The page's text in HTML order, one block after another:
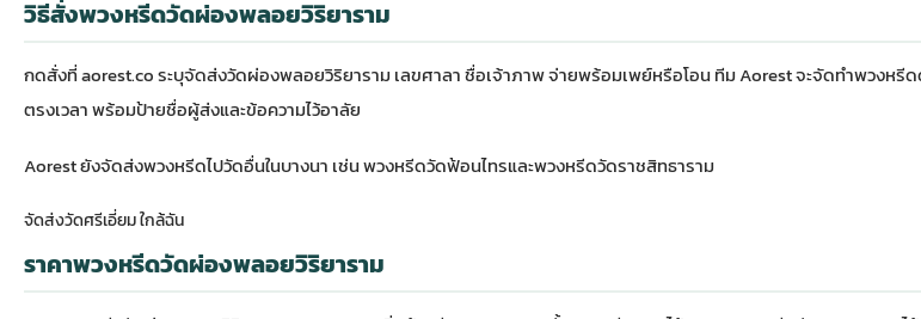
วิธีสั่งพวงหรีดวัดผ่องพลอยวิริยาราม
กดสั่งที่ aorest.co ระบุจัดส่งวัดผ่องพลอยวิริยาราม เลขศาลา ชื่อเจ้าภาพ จ่ายพร้อมเพย์หรือโอน ทีม Aorest จะจัดทำพวงหรี
ตรงเวลา พร้อมป้ายชื่อผู้ส่งและข้อความไว้อาลัย
Aorest ยังจัดส่งพวงหรีดไปวัดอื่นในบางนา เช่นพวงหรีดวัดฟ้อนไทรและพวงหรีดวัดราชสิทธาราม
จัดส่งวัดศรีเอี่ยม ใกล้ฉัน
ราคาพวงหรีดวัดผ่องพลอยวิริยาราม